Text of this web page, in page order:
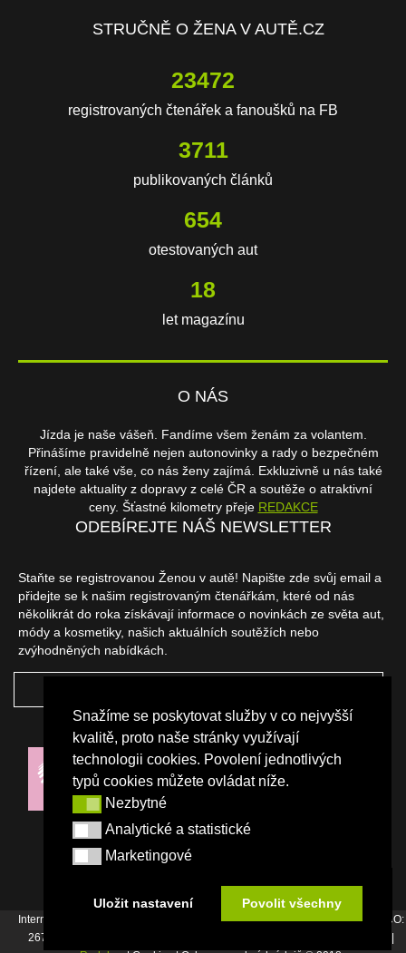
Snažíme se poskytovat služby v co nejvyšší
kvalitě, proto naše stránky využívají
technologii cookies. Povolení jednotlivých
typů cookies můžete ovládat níže.
NezbytnéNezbytné
Analytické a statistické
Analytické a statistické
Marketingové
Marketingové
Uložit nastavení Povolit všechny
STRUČNĚ O ŽENA V AUTĚ.CZ
23472
registrovaných čtenářek a fanoušků na FB
3711
publikovaných článků
654
otestovaných aut
18
let magazínu
O NÁS
Jízda je naše vášeň. Fandíme všem ženám za volantem.
Přinášíme pravidelně nejen autonovinky a rady o bezpečném
řízení, ale také vše, co nás ženy zajímá. Exkluzivně u nás také
najdete aktuality z dopravy z celé ČR a soutěže o atraktivní
ceny. Šťastné kilometry přeje REDAKCE
ODEBÍREJTE NÁŠ NEWSLETTER
Staňte se registrovanou Ženou v autě! Napište zde svůj email a
přidejte se k našim registrovaným čtenářkám, které od nás
několikrát do roka získávají informace o novinkách ze světa aut,
módy a kosmetiky, našich aktuálních soutěžích nebo
zvýhodněných nabídkách.
NAŠI PARTNEŘI
Internetový magazín Žena v autě vydává vydavatelství Srdce Evropy s.r.o., IČO:
26744007, Bořivojova 17, Praha 3, Tel. : +420 222 726 364 |